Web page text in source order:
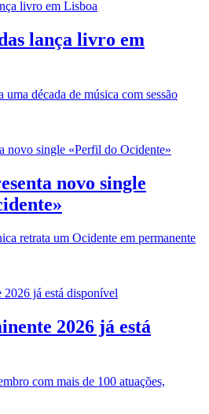
lança livro em
década de música com sessão
novo single
retrata um Ocidente em permanente
2026 já está
com mais de 100 atuações,